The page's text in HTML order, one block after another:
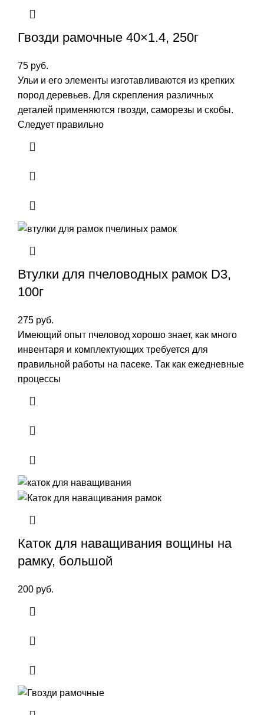
Гвозди рамочные 40×1.4, 250г
75 руб.
Ульи и его элементы изготавливаются из крепких
пород деревьев. Для скрепления различных
деталей применяются гвозди, саморезы и скобы.
Следует правильно
Втулки для пчеловодных рамок D3,
100г
275 руб.
Имеющий опыт пчеловод хорошо знает, как много
инвентаря и комплектующих требуется для
правильной работы на пасеке. Так как ежедневные
процессы
Каток для наващивания вощины на
рамку, большой
200 руб.